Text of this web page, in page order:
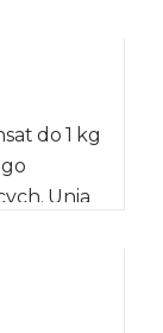
Unia […]
do 1 kg
Unia